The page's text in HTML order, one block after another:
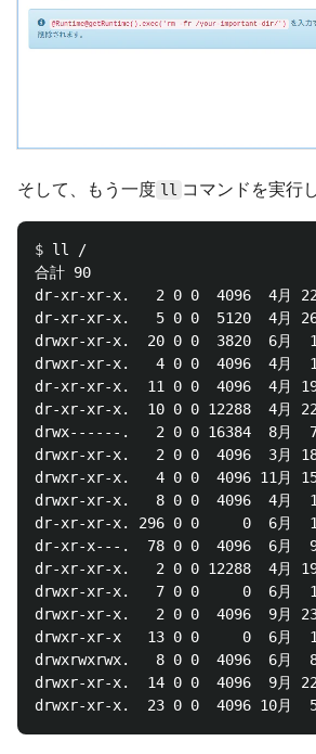
そして、もう一度 ll コマンドを実行
$ ll /
合計 90
dr-xr-xr-x.   2 0 0  4096  4月 22
dr-xr-xr-x.   5 0 0  5120  4月 26
drwxr-xr-x.  20 0 0  3820  6月  1
drwxr-xr-x.   4 0 0  4096  4月  1
dr-xr-xr-x.  11 0 0  4096  4月
dr-xr-xr-x.  10 0 0 12288  4月 22
drwx------.   2 0 0 16384  8月  7
drwxr-xr-x.   2 0 0  4096  3月 18
drwxr-xr-x.   4 0 0  4096 11月 15
drwxr-xr-x.   8 0 0  4096  4月  1
dr-xr-xr-x. 296 0 0     0  6月  1
dr-xr-x---.  78 0 0  4096  6月  9
dr-xr-xr-x.   2 0 0 12288  4月 19
drwxr-xr-x.   7 0 0     0  6月  1
drwxr-xr-x.   2 0 0  4096  9月
drwxr-xr-x   13 0 0     0  6月  1
drwxrwxrwx.   8 0 0  4096  6月
drwxr-xr-x.  14 0 0  4096  9月